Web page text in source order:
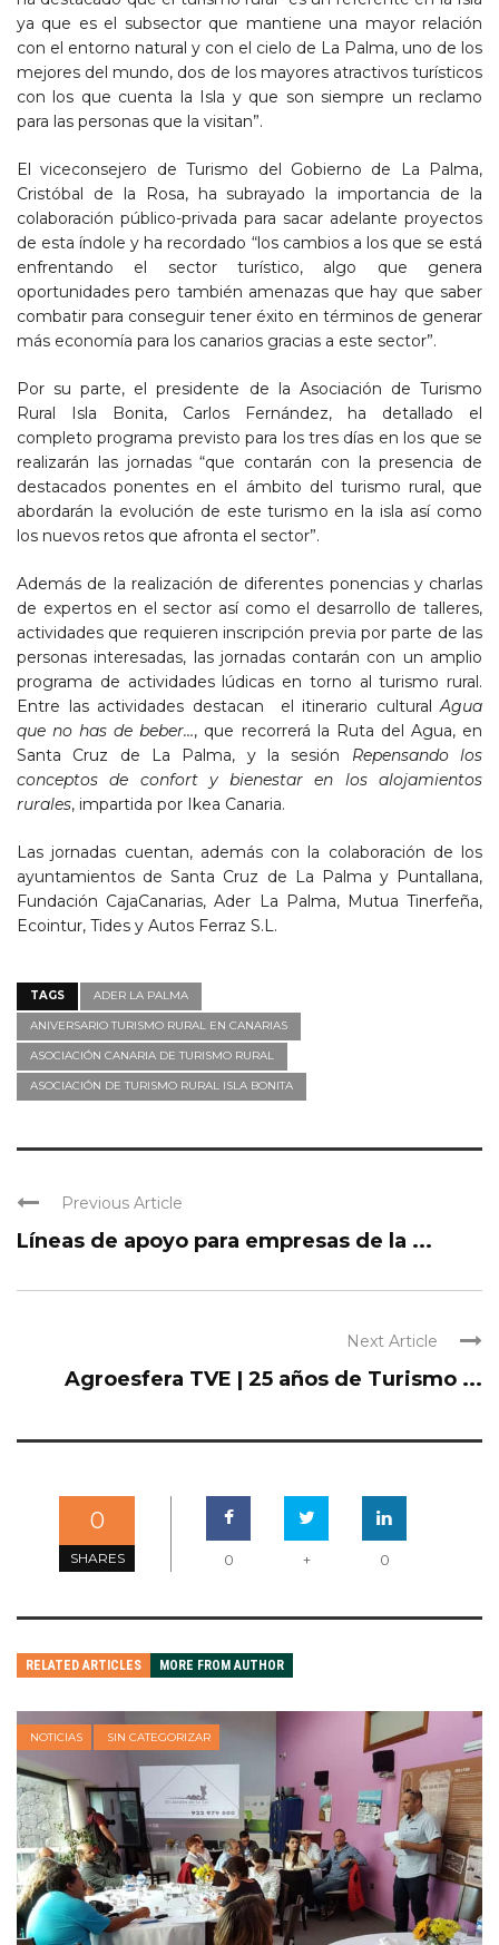
ya que es el subsector que mantiene una mayor relación
con el entorno natural y con el cielo de La Palma, uno de los
mejores del mundo, dos de los mayores atractivos turísticos
con los que cuenta la Isla y que son siempre un reclamo
para las personas que la visitan”.
El viceconsejero de Turismo del Gobierno de La Palma,
Cristóbal de la Rosa, ha subrayado la importancia de la
colaboración público-privada para sacar adelante proyectos
de esta índole y ha recordado “los cambios a los que se está
enfrentando el sector turístico, algo que genera
oportunidades pero también amenazas que hay que saber
combatir para conseguir tener éxito en términos de generar
más economía para los canarios gracias a este sector”.
Por su parte, el presidente de la Asociación de Turismo
Rural Isla Bonita, Carlos Fernández, ha detallado el
completo programa previsto para los tres días en los que se
realizarán las jornadas “que contarán con la presencia de
destacados ponentes en el ámbito del turismo rural, que
abordarán la evolución de este turismo en la isla así como
los nuevos retos que afronta el sector”.
Además de la realización de diferentes ponencias y charlas
de expertos en el sector así como el desarrollo de talleres,
actividades que requieren inscripción previa por parte de las
personas interesadas, las jornadas contarán con un amplio
programa de actividades lúdicas en torno al turismo rural.
Entre las actividades destacan el itinerario culturalAgua
que no has de beber…, que recorrerá la Ruta del Agua, en
Santa Cruz de La Palma, y la sesión Repensando los
conceptos de confort y bienestar en los alojamientos
rurales, impartida por Ikea Canaria.
Las jornadas cuentan, además con la colaboración de los
ayuntamientos de Santa Cruz de La Palma y Puntallana,
Fundación CajaCanarias, Ader La Palma, Mutua Tinerfeña,
Ecointur, Tides y Autos Ferraz S.L.
TAGS ADER LA PALMA
ANIVERSARIO TURISMO RURAL EN CANARIAS
ASOCIACIÓN CANARIA DE TURISMO RURAL
ASOCIACIÓN DE TURISMO RURAL ISLA BONITA
Previous Article
Líneas de apoyo para empresas de la ...
Next Article
Agroesfera TVE | 25 años de Turismo ...
0
SHARES 0 + 0
RELATED ARTICLES MORE FROM AUTHOR
NOTICIAS SIN CATEGORIZAR